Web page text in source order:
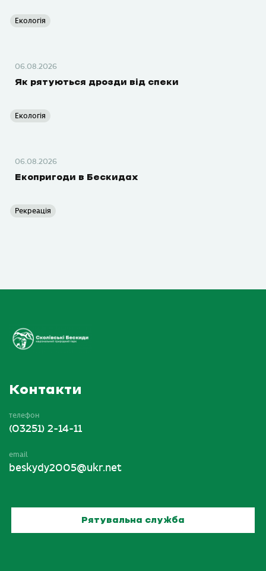
Екологія
06.08.2026
Як рятуються дрозди від спеки
Екологія
06.08.2026
Екопригоди в Бескидах
Рекреація
Контакти
телефон
(03251) 2-14-11
email
beskydy2005@ukr.net
Рятувальна служба